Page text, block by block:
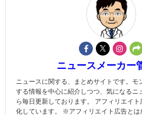
ニュースメーカー
ニュースに関する、まとめサイトです。モ
する情報を中心に紹介しつつ、気になるニ
ら毎日更新しております。 アフィリエイ
化しています。 ※アフィリエイト広告とは